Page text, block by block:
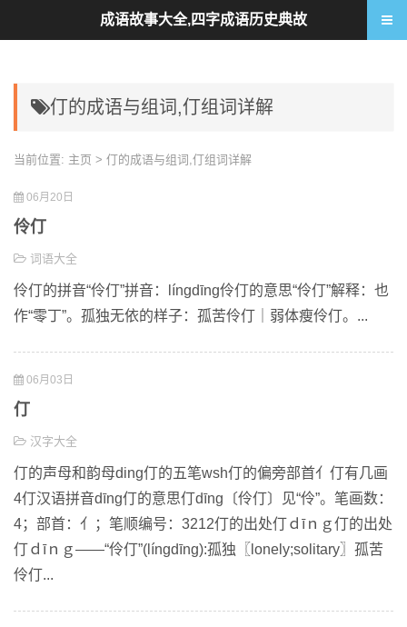
仃的成语与组词,仃组词详解
当前位置: 主页 > 仃的成语与组词,仃组词详解
06月20日
伶仃
词语大全
伶仃的拼音“伶仃”拼音：língdīng伶仃的意思“伶仃”解释：也
作“零丁”。孤独无依的样子：孤苦伶仃｜弱体瘦伶仃。...
06月03日
仃
汉字大全
仃的声母和韵母ding仃的五笔wsh仃的偏旁部首亻仃有几画
4仃汉语拼音dīng仃的意思仃dīng〔伶仃〕见“伶”。笔画数：
4；部首：亻；笔顺编号：3212仃的出处仃ｄīｎｇ仃的出处
仃ｄīｎｇ——“伶仃”(língdīng):孤独〖lonely;solitary〗孤苦
伶仃...
成语故事大全,四字成语历史典故